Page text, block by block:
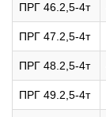
ПРГ 46.2,5-4т
ПРГ 47.2,5-4т
ПРГ 48.2,5-4т
ПРГ 49.2,5-4т